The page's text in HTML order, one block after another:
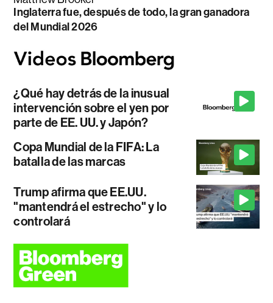
Inglaterra fue, después de todo, la gran ganadora
del Mundial 2026
¿Qué hay detrás de la inusual
intervención sobre el yen por
parte de EE. UU. y Japón?
Copa Mundial de la FIFA: La
batalla de las marcas
Trump afirma que EE.UU.
"mantendrá el estrecho" y lo
controlará